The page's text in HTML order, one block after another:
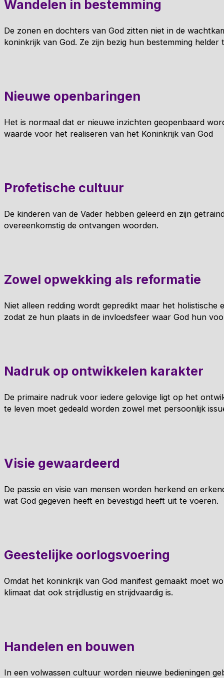
Wandelen in bestemming
De zonen en dochters van God zitten niet in de
koninkrijk van God. Ze zijn bezig hun bestemming
Nieuwe openbaringen
Het is normaal dat er nieuwe inzichten geopenbaard
waarde voor het realiseren van het Koninkrijk van God
Profetische cultuur
De kinderen van de Vader hebben geleerd en zijn
overeenkomstig de ontvangen woorden.
Zowel opwekking als reformatie
Niet alleen redding wordt gepredikt maar het
zodat ze hun plaats in de invloedsfeer waar God hun
Nadruk op ontwikkelen karakter
De primaire nadruk voor iedere gelovige ligt op het
te leven moet gedeald worden zowel met persoonlijk
Visie gewaardeerd
De passie en visie van mensen worden herkend en
wat God gegeven heeft en bevestigd heeft uit te voeren.
Geestelijke oorlogsvoering
Omdat het koninkrijk van God manifest gemaakt moet
klimaat dat ook strijdlustig en strijdvaardig is.
Handelen en bouwen
In een volwassen cultuur worden nieuwe bedieningen